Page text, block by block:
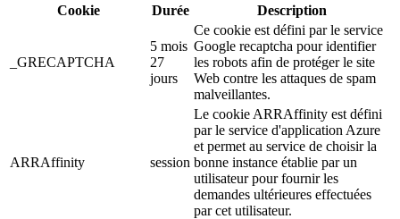
Cookie
Durée Description
_GRECAPTCHA
5 mois
27
jours
Ce cookie est défini par le service
Google recaptcha pour identifier
les robots afin de protéger le site
Web contre les attaques de spam
malveillantes.
ARRAffinity session
Le cookie ARRAffinity est défini
par le service d'application Azure
et permet au service de choisir la
bonne instance établie par un
utilisateur pour fournir les
demandes ultérieures effectuées
par cet utilisateur.